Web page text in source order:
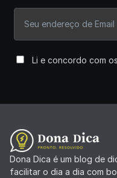
Li e concordo com
Dona Dica é um blog de
facilitar o dia a dia com